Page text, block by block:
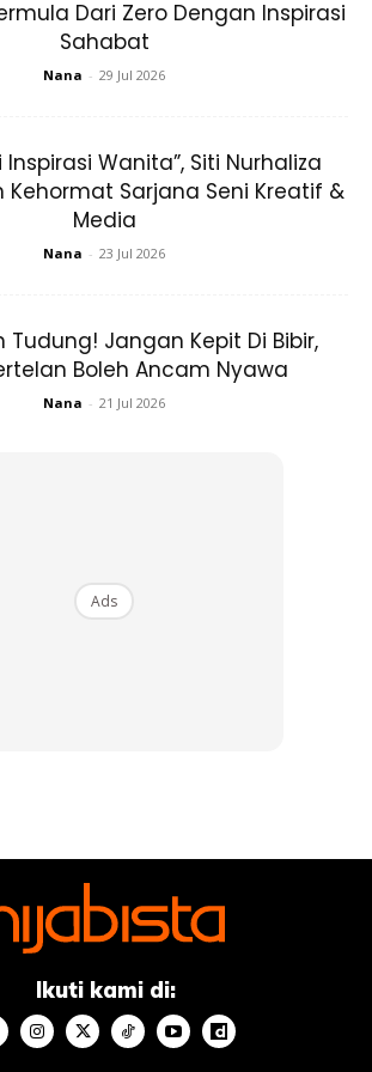
Ads
Dari Zero Dengan Inspirasi
Sahabat
Nana - 29 Jul 2026
Inspirasi Wanita”, Siti Nurhaliza
Kehormat Sarjana Seni Kreatif &
Media
Nana - 23 Jul 2026
Tudung! Jangan Kepit Di Bibir,
Boleh Ancam Nyawa
Nana - 21 Jul 2026
Ads
Ikuti kami di: